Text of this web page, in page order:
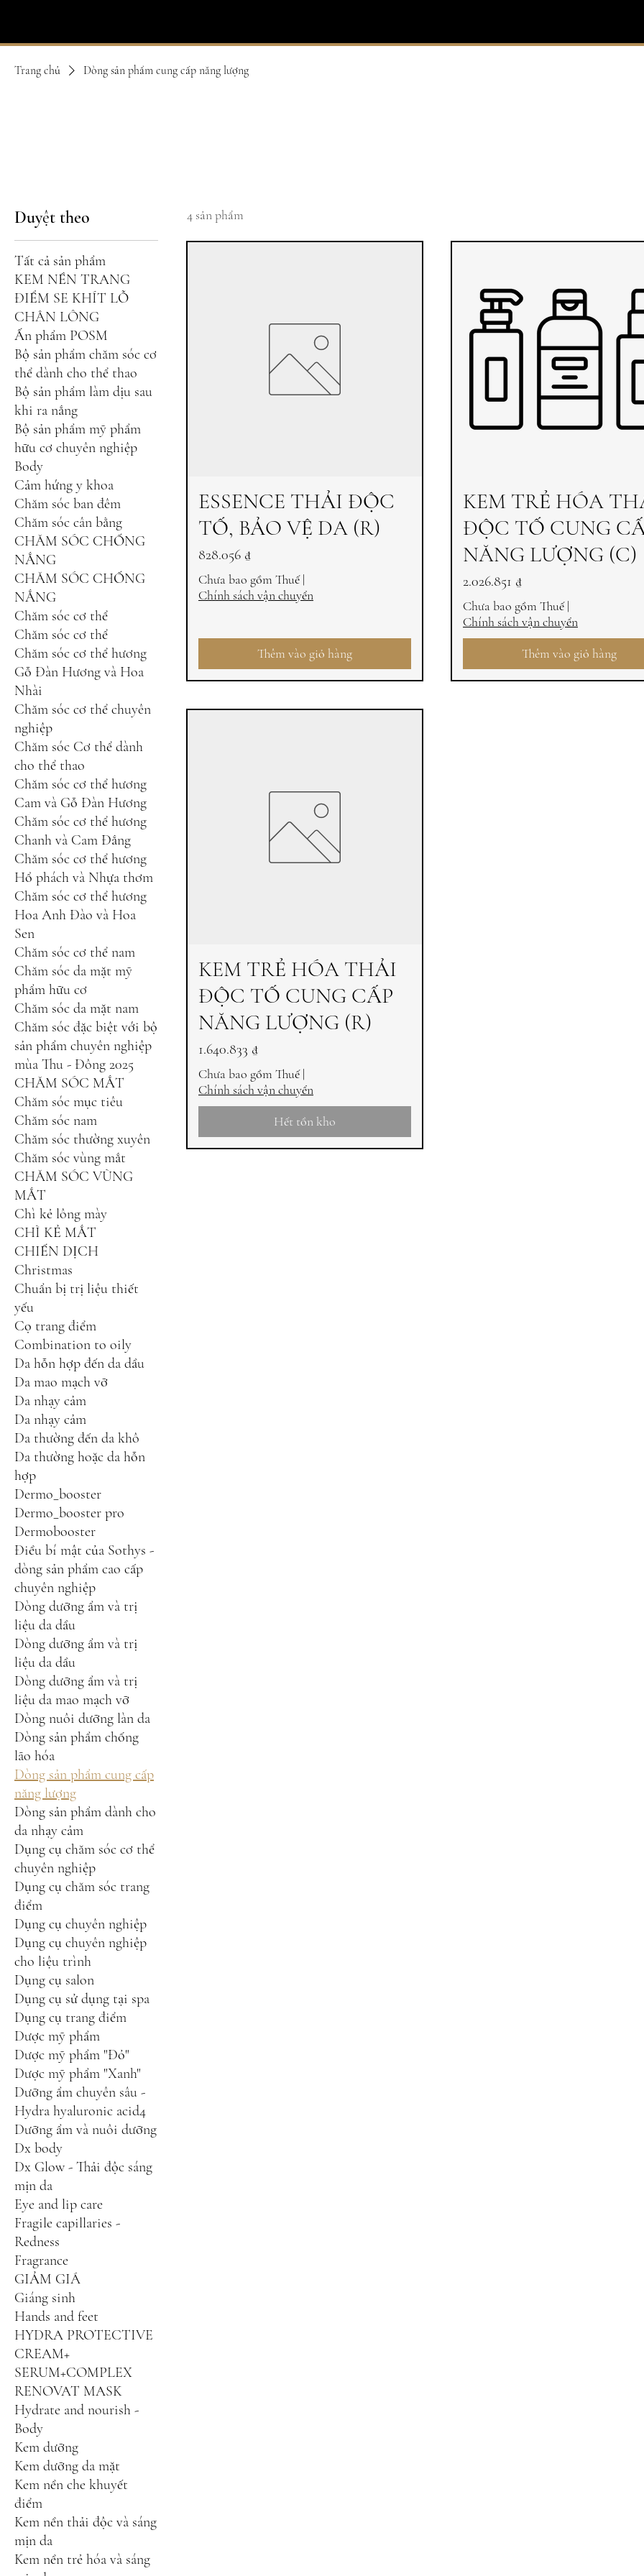
Trang chủ Dòng sản phẩm cung cấp năng lượng
Duyệt theo
Tất cả sản phẩm
KEM NỀN TRANG
ĐIỂM SE KHÍT LỖ
CHÂN LÔNG
Ấn phẩm POSM
Bộ sản phẩm chăm sóc cơ
thể dành cho thể thao
Bộ sản phẩm làm dịu sau
khi ra nắng
Bộ sản phẩm mỹ phẩm
hữu cơ chuyên nghiệp
Body
Cảm hứng y khoa
Chăm sóc ban đêm
Chăm sóc cân bằng
CHĂM SÓC CHỐNG
NẮNG
CHĂM SÓC CHỐNG
NẮNG
Chăm sóc cơ thể
Chăm sóc cơ thể
Chăm sóc cơ thể hương
Gỗ Đàn Hương và Hoa
Nhài
Chăm sóc cơ thể chuyên
nghiệp
Chăm sóc Cơ thể dành
cho thể thao
Chăm sóc cơ thể hương
Cam và Gỗ Đàn Hương
Chăm sóc cơ thể hương
Chanh và Cam Đắng
Chăm sóc cơ thể hương
Hổ phách và Nhựa thơm
Chăm sóc cơ thể hương
Hoa Anh Đào và Hoa
Sen
Chăm sóc cơ thể nam
Chăm sóc da mặt mỹ
phẩm hữu cơ
Chăm sóc da mặt nam
Chăm sóc đặc biệt với bộ
sản phẩm chuyên nghiệp
mùa Thu - Đông 2025
CHĂM SÓC MẮT
Chăm sóc mục tiêu
Chăm sóc nam
Chăm sóc thường xuyên
Chăm sóc vùng mắt
CHĂM SÓC VÙNG
MẮT
Chì kẻ lông mày
CHÌ KẺ MẮT
CHIẾN DỊCH
Christmas
Chuẩn bị trị liệu thiết
yếu
Cọ trang điểm
Combination to oily
Da hỗn hợp đến da dầu
Da mao mạch vỡ
Da nhạy cảm
Da nhạy cảm
Da thường đến da khô
Da thường hoặc da hỗn
hợp
Dermo_booster
Dermo_booster pro
Dermobooster
Điều bí mật của Sothys -
dòng sản phẩm cao cấp
chuyên nghiệp
Dòng dưỡng ẩm và trị
liệu da dầu
Dòng dưỡng ẩm và trị
liệu da dầu
Dòng dưỡng ẩm và trị
liệu da mao mạch vỡ
Dòng nuôi dưỡng làn da
Dòng sản phẩm chống
lão hóa
Dòng sản phẩm cung cấp
năng lượng
Dòng sản phẩm dành cho
da nhạy cảm
Dụng cụ chăm sóc cơ thể
chuyên nghiệp
Dụng cụ chăm sóc trang
điểm
Dụng cụ chuyên nghiệp
Dụng cụ chuyên nghiệp
cho liệu trình
Dụng cụ salon
Dụng cụ sử dụng tại spa
Dụng cụ trang điểm
Dược mỹ phẩm
Dược mỹ phẩm "Đỏ"
Dược mỹ phẩm "Xanh"
Dưỡng ẩm chuyên sâu -
Hydra hyaluronic acid4
Dưỡng ẩm và nuôi dưỡng
Dx body
Dx Glow - Thải độc sáng
mịn da
Eye and lip care
Fragile capillaries -
Redness
Fragrance
GIẢM GIÁ
Giáng sinh
Hands and feet
HYDRA PROTECTIVE
CREAM+
SERUM+COMPLEX
RENOVAT MASK
Hydrate and nourish -
Body
Kem dưỡng
Kem dưỡng da mặt
Kem nền che khuyết
điểm
Kem nền thải độc và sáng
mịn da
Kem nền trẻ hóa và sáng
4 sản phẩm
ESSENCE THẢI ĐỘC
TỐ, BẢO VỆ DA (R)
Giá
828.056 ₫
Chưa bao gồm Thuế|
Chính sách vận chuyển
Thêm vào giỏ hàng
KEM TRẺ HÓA
ĐỘC TỐ CUNG
NĂNG LƯỢNG (C)
Giá
2.026.851 ₫
Chưa bao gồm Thuế|
Chính sách vận chuyển
Thêm vào giỏ hàng
KEM TRẺ HÓA THẢI
ĐỘC TỐ CUNG CẤP
NĂNG LƯỢNG (R)
Giá
1.640.833 ₫
Chưa bao gồm Thuế|
Chính sách vận chuyển
Hết tồn kho